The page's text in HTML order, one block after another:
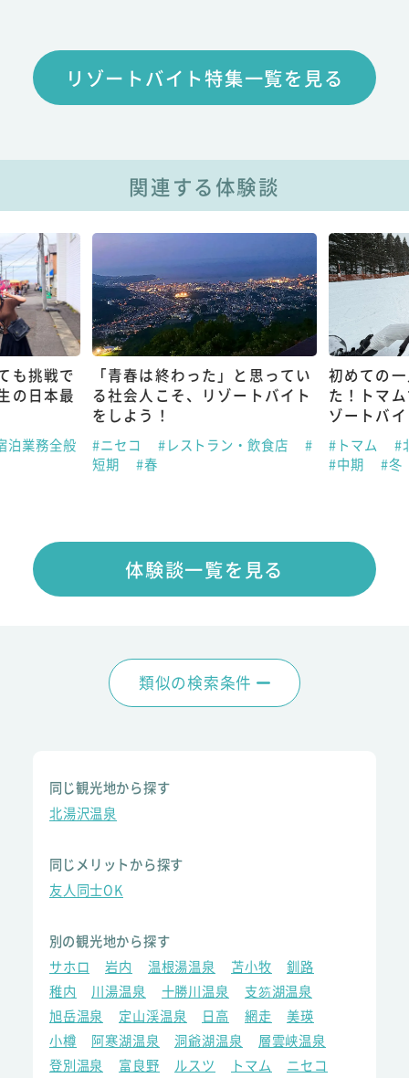
リゾートバイト特集一覧を見る
関連する体験談
も挑戦で
の日本最
泊業務全般
「青春は終わった」と思ってい
る社会人こそ、リゾートバイト
をしよう！
#ニセコ #レストラン・飲食店
#
短期
#春
初めての
た！トマ
ゾートバ
#トマム
#
#中期
#冬
体験談一覧を見る
類似の検索条件
同じ観光地から探す
北湯沢温泉
同じメリットから探す
友人同士OK
別の観光地から探す
サホロ
岩内 温根湯温泉 苫小牧
釧路
稚内
川湯温泉 十勝川温泉
支笏湖温泉
旭岳温泉
定山渓温泉 日高 網走
美瑛
小樽
阿寒湖温泉 洞爺湖温泉
層雲峡温泉
登別温泉
富良野 ルスツ トマム
ニセコ